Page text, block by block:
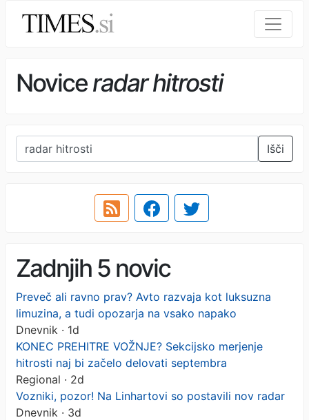
Noviceradar hitrosti
Išči
Zadnjih 5 novic
Preveč ali ravno prav? Avto razvaja kot luksuzna
limuzina, a tudi opozarja na vsako napako
Dnevnik · 1d
KONEC PREHITRE VOŽNJE? Sekcijsko merjenje
hitrosti naj bi začelo delovati septembra
Regional · 2d
Vozniki, pozor! Na Linhartovi so postavili nov radar
Dnevnik · 3d